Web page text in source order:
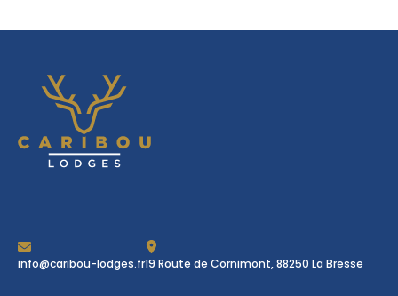
info@caribou-lodges.fr19 Route de Cornimont, 88250 La Bresse